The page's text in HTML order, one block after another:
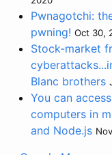
Pwnagotchi:
pwning! Oct 30,
Stock-market
Blanc brothers
You can
computers in
and Node.js